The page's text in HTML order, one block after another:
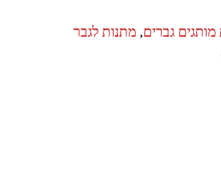
מותגים גברים, מתנות לגבר